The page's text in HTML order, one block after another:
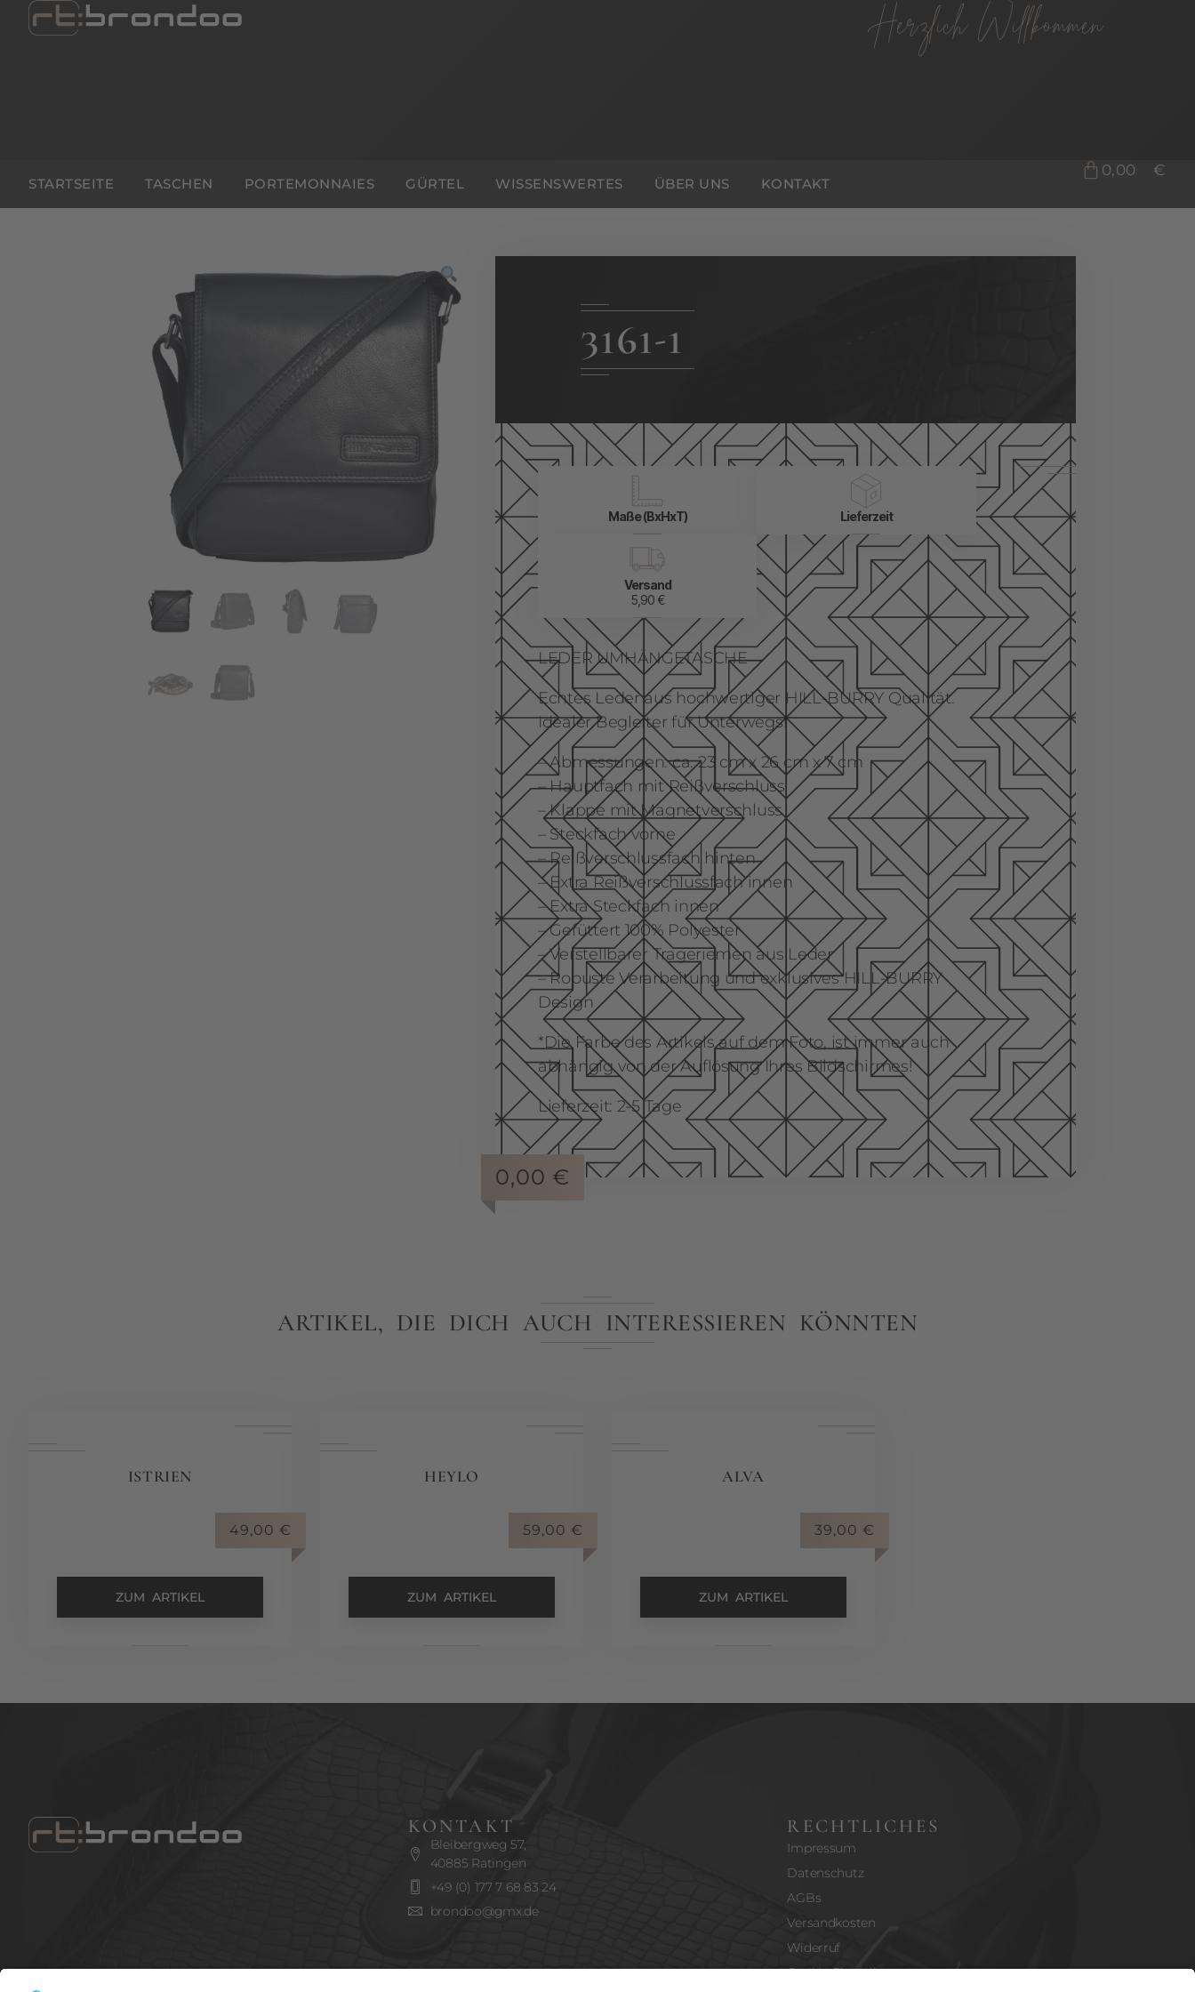
Herzlich Willkommen
STARTSEITE TASCHEN PORTEMONNAIES GÜRTEL WISSENSWERTES ÜBER UNS KONTAKT
0,00 €
3161-1
Maße (BxHxT) Lieferzeit
Versand
5,90 €
LEDER UMHÄNGETASCHE
Echtes Leder aus hochwertiger HILL-BURRY Qualität.
Idealer Begleiter für Unterwegs!
– Abmessungen: ca. 23 cm x 26 cm x 7 cm
– Hauptfach mit Reißverschluss
– Klappe mit Magnetverschluss
– Steckfach vorne
– Reißverschlussfach hinten
– Extra Reißverschlussfach innen
– Extra Steckfach innen
– Gefüttert 100% Polyester
– Verstellbarer Trageriemen aus Leder
– Robuste Verarbeitung und exklusives HILL-BURRY
Design
*Die Farbe des Artikels auf dem Foto, ist immer auch
abhängig von der Auflösung Ihres Bildschirmes!
Lieferzeit: 2-5 Tage
0,00 €
ARTIKEL, DIE DICH AUCH INTERESSIEREN KÖNNTEN
ISTRIEN
49,00 €
ZUM ARTIKEL
HEYLO
59,00 €
ZUM ARTIKEL
ALVA
39,00 €
ZUM ARTIKEL
KONTAKT
Bleibergweg 57,
40885 Ratingen
+49 (0) 177 7 68 83 24
brondoo@gmx.de
RECHTLICHES
Impressum
Datenschutz
AGBs
Versandkosten
Widerruf
Cookie-Einstellungen